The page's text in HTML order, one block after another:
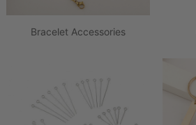
Bracelet Accessories